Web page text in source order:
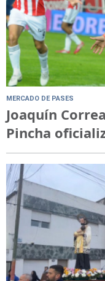
MERCADO DE PASES
Joaquín
Pincha